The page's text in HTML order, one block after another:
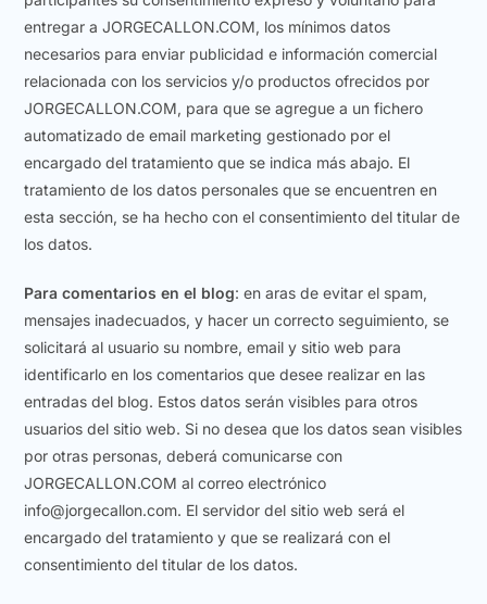
entregar a JORGECALLON.COM, los mínimos datos
necesarios para enviar publicidad e información comercial
relacionada con los servicios y/o productos ofrecidos por
JORGECALLON.COM, para que se agregue a un fichero
automatizado de email marketing gestionado por el
encargado del tratamiento que se indica más abajo. El
tratamiento de los datos personales que se encuentren en
esta sección, se ha hecho con el consentimiento del titular de
los datos.
Para comentarios en el blog: en aras de evitar el spam,
mensajes inadecuados, y hacer un correcto seguimiento, se
solicitará al usuario su nombre, email y sitio web para
identificarlo en los comentarios que desee realizar en las
entradas del blog. Estos datos serán visibles para otros
usuarios del sitio web. Si no desea que los datos sean visibles
por otras personas, deberá comunicarse con
JORGECALLON.COM al correo electrónico
info@jorgecallon.com. El servidor del sitio web será el
encargado del tratamiento y que se realizará con el
consentimiento del titular de los datos.